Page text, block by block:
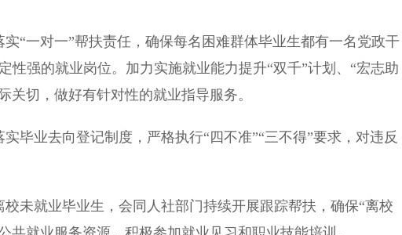
一对一”帮扶责任，确保每名困难群体毕业生都有一名党政干
性强的就业岗位。加力实施就业能力提升“双千”计划、“宏志助
关切，做好有针对性的就业指导服务。
业去向登记制度，严格执行“四不准”“三不得”要求，对违反
就业毕业生，会同人社部门持续开展跟踪帮扶，确保“离校